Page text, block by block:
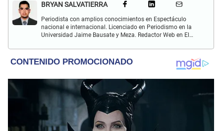
BRYAN SALVATIERRA
Periodista con amplios conocimientos en Espectáculo
nacional e internacional. Licenciado en Periodismo en la
Universidad Jaime Bausate y Meza. Redactor Web en El
películas, series, videojuegos y espectáculo.